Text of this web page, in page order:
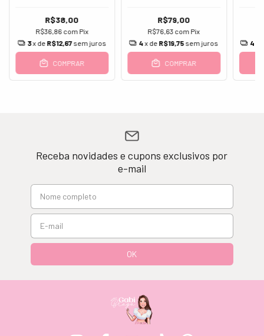
R$38,00
R$36,86 com Pix
3x de R$12,67 sem juros
COMPRAR
R$79,00
R$76,63 com Pix
4 x de R$19,75sem juros
COMPRAR
4
Receba novidades e cupons exclusivos por
e-mail